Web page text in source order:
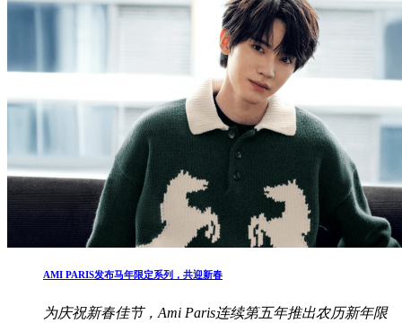
AMI PARIS发布马年限定系列，共迎新春
为庆祝新春佳节，Ami Paris连续第五年推出农历新年限